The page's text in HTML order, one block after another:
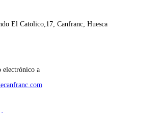
El Catolico,17, Canfranc, Huesca
electrónico a